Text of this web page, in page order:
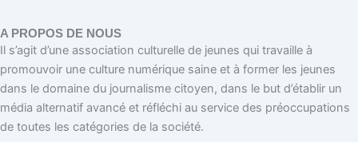
A PROPOS DE NOUS
Il s’agit d’une association culturelle de jeunes qui travaille à
promouvoir une culture numérique saine et à former les jeunes
dans le domaine du journalisme citoyen, dans le but d’établir un
média alternatif avancé et réfléchi au service des préoccupations
de toutes les catégories de la société.